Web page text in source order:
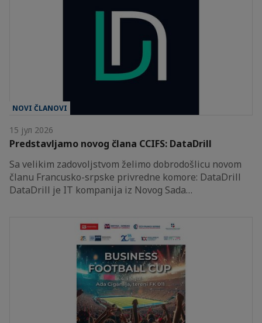
NOVI ČLANOVI
15 јул 2026
Predstavljamo novog člana CCIFS: DataDrill
Sa velikim zadovoljstvom želimo dobrodošlicu novom
članu Francusko-srpske privredne komore: DataDrill
DataDrill je IT kompanija iz Novog Sada…